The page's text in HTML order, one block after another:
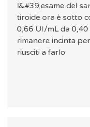
l&#39;esame del
tiroide ora è sotto
0,66 UI/mL da 0,40
rimanere incinta
riusciti a farlo